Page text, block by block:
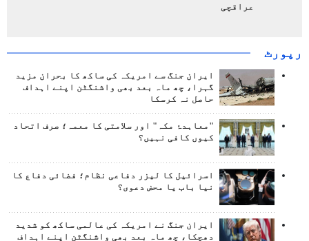
عراقچی
رپورٹ
ایران جنگ سے امریکہ کی ساکھ کا بحران مزید
گہرا، چھ ماہ بعد بھی واشنگٹن اپنے اہداف
حاصل نہ کرسکا
"معاہدۂ مکہ" اور سلامتی کا معمہ؛ صرف اتحاد
کیوں کافی نہیں؟
اسرائیل کا لیزر دفاعی نظام؛ فضائی دفاع کا
نیا باب یا محض دعوی؟
ایران جنگ نے امریکہ کی عالمی ساکھ کو شدید
دھچکا، چھ ماہ بعد بھی واشنگٹن اپنے اہداف